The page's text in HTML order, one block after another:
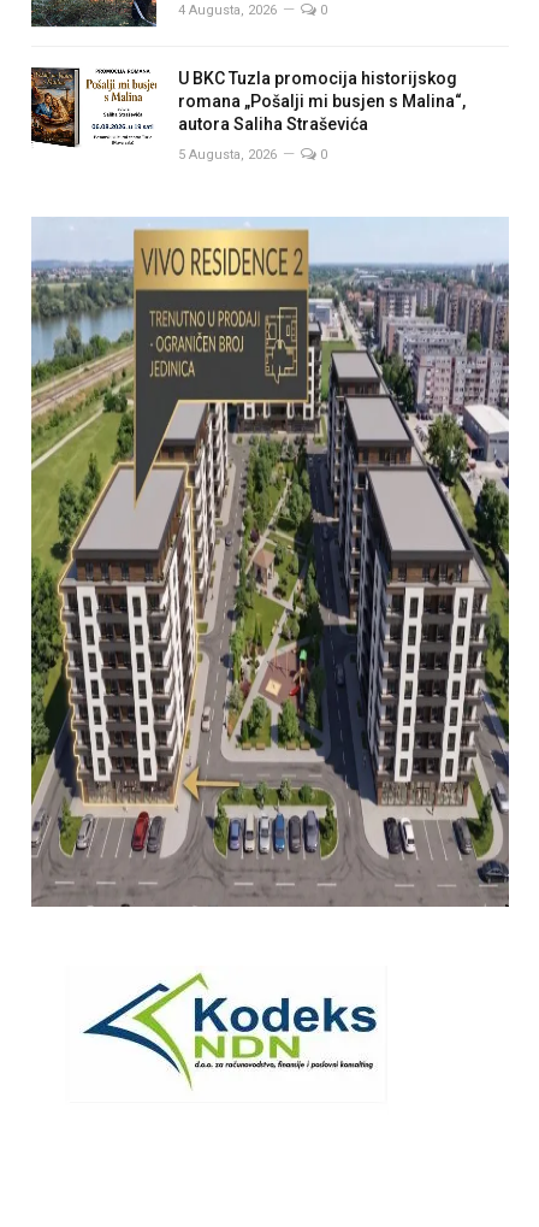
4 Augusta, 2026 0
U BKC Tuzla promocija historijskog
romana „Pošalji mi busjen s Malina“,
autora Saliha Straševića
5 Augusta, 2026 0